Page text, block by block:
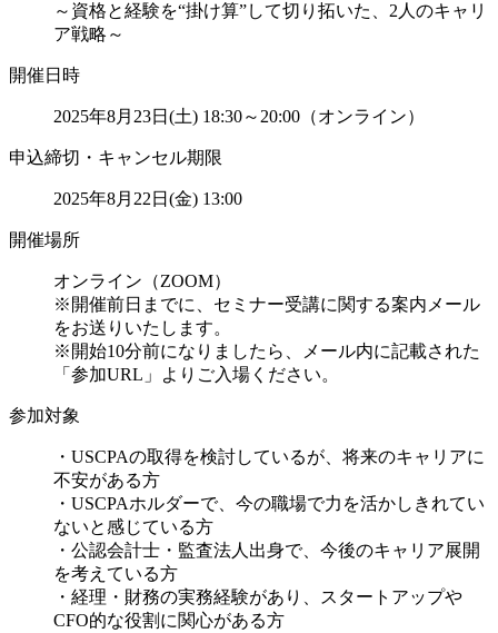
～資格と経験を“掛け算”して切り拓いた、2人のキャリ
ア戦略～
開催日時
2025年8月23日(土) 18:30～20:00（オンライン）
申込締切・キャンセル期限
2025年8月22日(金) 13:00
開催場所
オンライン（ZOOM）
※開催前日までに、セミナー受講に関する案内メール
をお送りいたします。
※開始10分前になりましたら、メール内に記載された
「参加URL」よりご入場ください。
参加対象
・USCPAの取得を検討しているが、将来のキャリアに
不安がある方
・USCPAホルダーで、今の職場で力を活かしきれてい
ないと感じている方
・公認会計士・監査法人出身で、今後のキャリア展開
を考えている方
・経理・財務の実務経験があり、スタートアップや
CFO的な役割に関心がある方